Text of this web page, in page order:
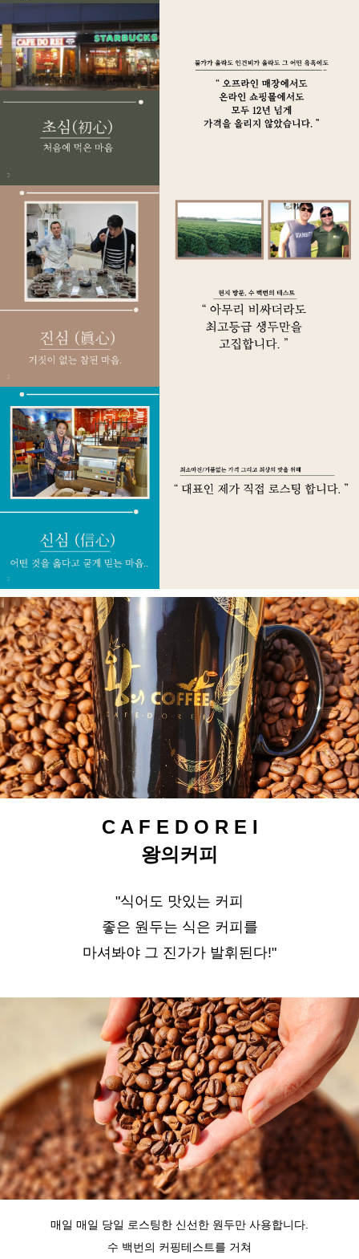
C A F E D O R E I
왕의커피
"식어도 맛있는 커피
좋은 원두는 식은 커피를
마셔봐야 그 진가가 발휘된다!"
매일 매일 당일 로스팅한 신선한 원두만 사용합니다.
수 백번의 커핑테스트를 거쳐